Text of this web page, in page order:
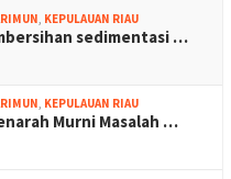
, KEPULAUAN RIAU
sedimentasi …
, KEPULAUAN RIAU
Murni Masalah …